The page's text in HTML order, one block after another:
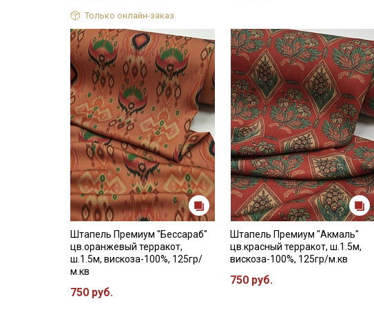
Только онлайн-заказ
Штапель Премиум "Бессараб"
цв.оранжевый терракот,
ш.1.5м, вискоза-100%, 125гр/
м.кв
750 руб.
Штапель Премиум "Акмаль"
цв.красный терракот, ш.1.5м,
вискоза-100%, 125гр/м.кв
750 руб.